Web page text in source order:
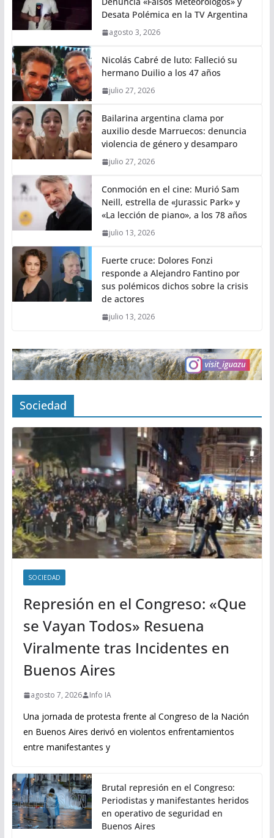
Desata Polémica en la TV Argentina
agosto 3, 2026
Nicolás Cabré de luto: Falleció su
hermano Duilio a los 47 años
julio 27, 2026
Bailarina argentina clama por
auxilio desde Marruecos: denuncia
violencia de género y desamparo
julio 27, 2026
Conmoción en el cine: Murió Sam
Neill, estrella de «Jurassic Park» y
«La lección de piano», a los 78 años
julio 13, 2026
Fuerte cruce: Dolores Fonzi
responde a Alejandro Fantino por
sus polémicos dichos sobre la crisis
de actores
julio 13, 2026
Sociedad
SOCIEDAD
Represión en el Congreso: «Que
se Vayan Todos» Resuena
Viralmente tras Incidentes en
Buenos Aires
agosto 7, 2026 Info IA
Una jornada de protesta frente al Congreso de la Nación
en Buenos Aires derivó en violentos enfrentamientos
entre manifestantes y
Brutal represión en el Congreso:
Periodistas y manifestantes heridos
en operativo de seguridad en
Buenos Aires